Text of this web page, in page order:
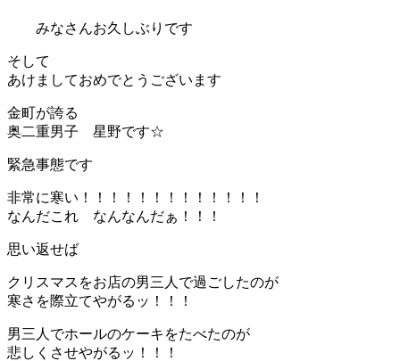
みなさんお久しぶりです
そして
あけましておめでとうございます
金町が誇る
奥二重男子 星野です☆
緊急事態です
非常に寒い！！！！！！！！！！！！！
なんだこれ なんなんだぁ！！！
思い返せば
クリスマスをお店の男三人で過ごしたのが
寒さを際立てやがるッ！！！
男三人でホールのケーキをたべたのが
悲しくさせやがるッ！！！